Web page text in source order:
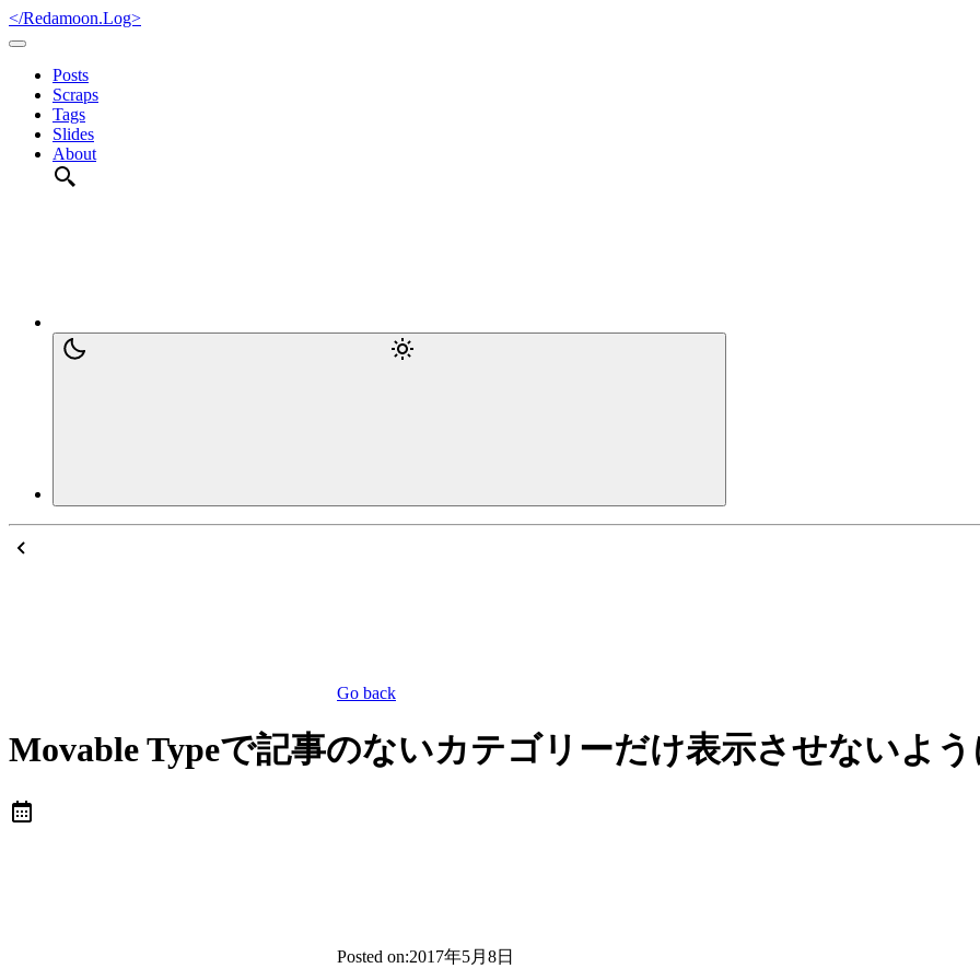
</Redamoon.Log>
Posts
Scraps
Tags
Slides
About
Go back
Movable Typeで記事のないカテゴリーだけ表示させないよ
Posted on:2017年5月8日